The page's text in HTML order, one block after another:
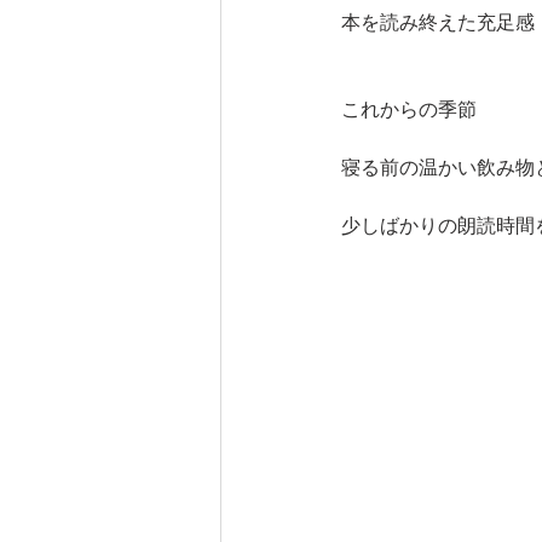
本を読み終えた充足感
これからの季節
寝る前の温かい飲み物
少しばかりの朗読時間